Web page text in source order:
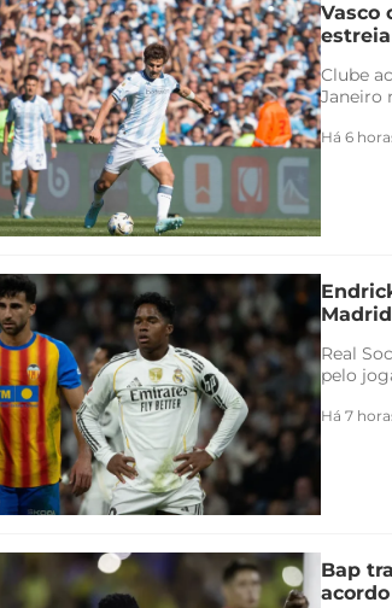
Vasco
estreia
Clube
Janeiro
Há 6
Madrid
Real
pelo
Há 7
Bap